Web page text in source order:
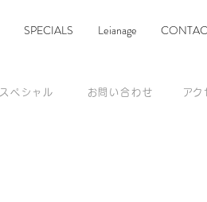
SPECIALS Leianage
スペシャル お問い合わせ アク